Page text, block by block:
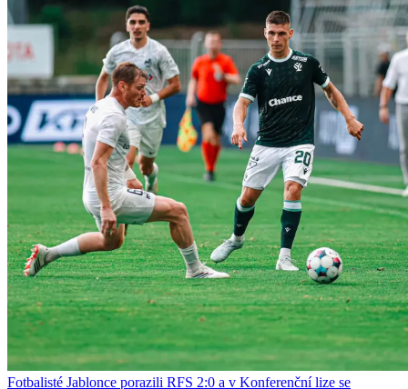
Fotbalisté Jablonce porazili RFS 2:0 a v Konferenční lize se